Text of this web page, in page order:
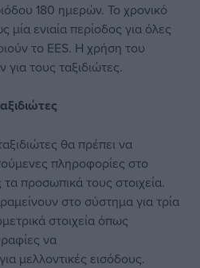
180 ημερών. Το χρονικό
μία ενιαία περίοδος για όλες
το EES. Η χρήση του
τους ταξιδιώτες.
θα πρέπει να
πληροφορίες στο
προσωπικά τους στοιχεία.
στο σύστημα για τρία
στοιχεία όπως
να
μελλοντικές εισόδους.